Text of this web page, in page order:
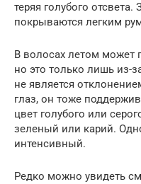
теряя голубого
покрываются легким
В волосах летом может
но это только лишь из-
не является
глаз, он тоже
цвет голубого или
зеленый или карий.
интенсивный.
Редко можно увидеть